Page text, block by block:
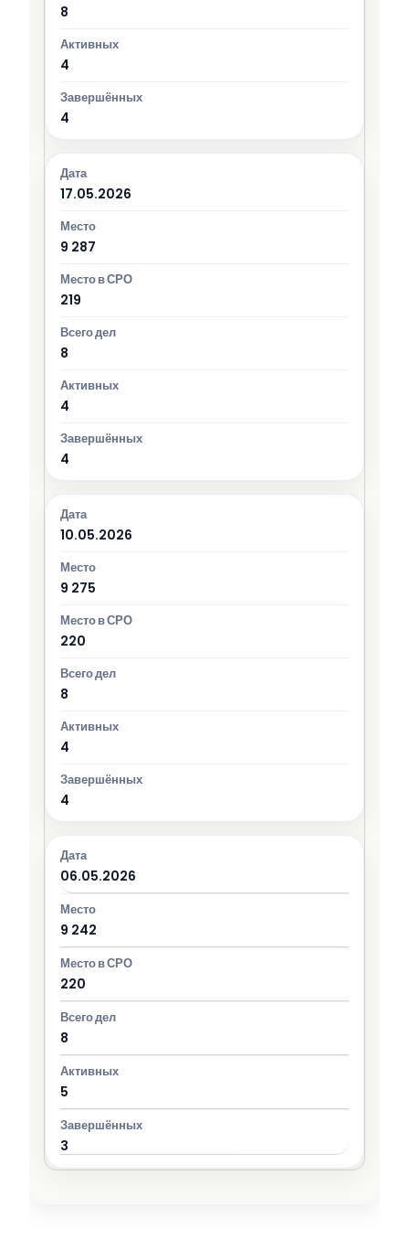
8
4
4
17.05.2026
9 287
219
8
4
4
10.05.2026
9 275
220
8
4
4
06.05.2026
9 242
220
8
5
3